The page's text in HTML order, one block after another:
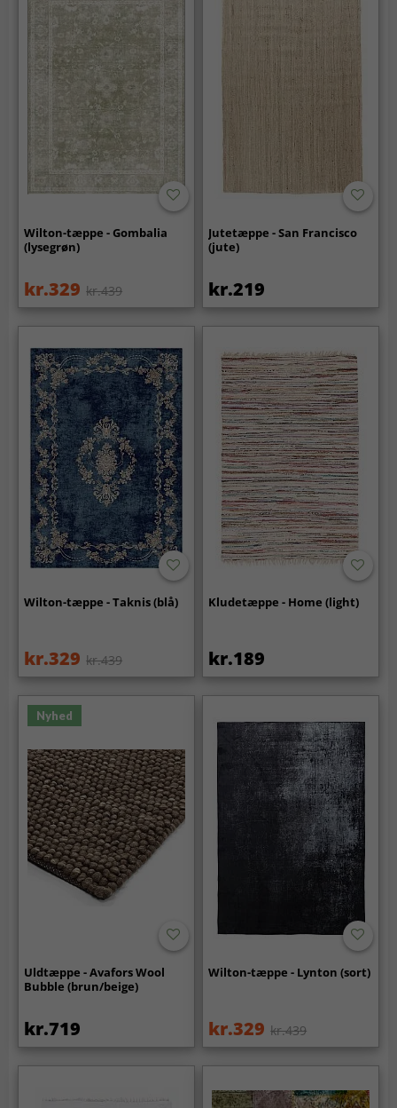
Wilton-tæppe - Gombalia
(lysegrøn)
kr.329 kr.439
Jutetæppe - San Francisco
(jute)
kr.219
Wilton-tæppe - Taknis (blå)
kr.329 kr.439
Kludetæppe - Home (light)
kr.189
Nyhed
Uldtæppe - Avafors Wool
Bubble (brun/beige)
kr.719
Wilton-tæppe - Lynton (sort)
kr.329 kr.439